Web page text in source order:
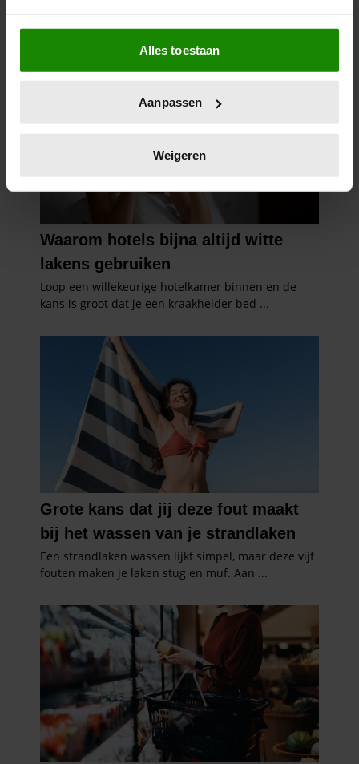
Als u het toestaat, willen we ook graag:
Informatie verzamelen over uw geografische
locatie, die tot een paar meter nauwkeurig kan zijn
scannen op specifieke eigenschappen (fingerprinting)
verwerkt en stel uw voorkeuren in het
intrekken in de Cookieverklaring.
We gebruiken cookies om content en advertenties te
personaliseren, om functies voor social media te bieden
en om ons websiteverkeer te analyseren. Ook delen we
informatie over uw gebruik van onze site met onze
partners voor social media, adverteren en analyse. Deze
informatie die u aan ze heeft verstrekt of die ze hebben
verzameld op basis van uw gebruik van hun services. U
gaat akkoord met onze cookies als u onze website blijft
Alles toestaan
Aanpassen
Weigeren